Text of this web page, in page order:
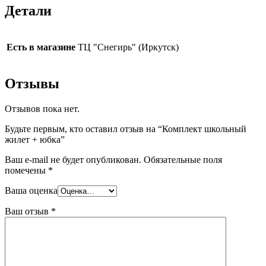
Детали
Есть в магазине ТЦ "Снегирь" (Иркутск)
Отзывы
Отзывов пока нет.
Будьте первым, кто оставил отзыв на “Комплект школьный
жилет + юбка”
Ваш e-mail не будет опубликован. Обязательные поля
помечены *
Ваша оценка
Ваш отзыв *